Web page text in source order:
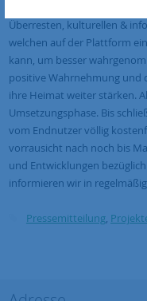
Überresten, kulturellen &
welchen auf der Plattform
kann, um besser
positive Wahrnehmung und
ihre Heimat weiter stärken.
Umsetzungsphase. Bis
vom Endnutzer völlig
vorrausicht nach noch bis
und Entwicklungen
informieren wir in
Pressemitteilung,